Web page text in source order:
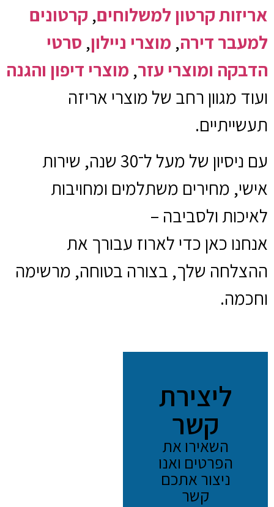
אריזות קרטון למשלוחים, קרטונים
למעבר דירה, מוצרי ניילון, סרטי
הדבקה ומוצרי עזר, מוצרי דיפון והגנה
ועוד מגוון רחב של מוצרי אריזה
תעשייתיים.
עם ניסיון של מעל ל־30 שנה, שירות
אישי, מחירים משתלמים ומחויבות
לאיכות ולסביבה –
אנחנו כאן כדי לארוז עבורך את
ההצלחה שלך, בצורה בטוחה, מרשימה
וחכמה.
ליצירת
קשר
השאירו את
הפרטים ואנו
ניצור אתכם
קשר